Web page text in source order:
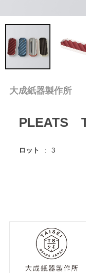
大成紙器製作所
PLEATS
ロット 3